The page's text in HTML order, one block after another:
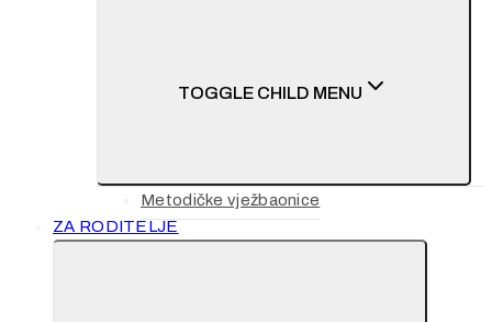
TOGGLE CHILD MENU
Metodičke vježbaonice
ZA RODITELJE